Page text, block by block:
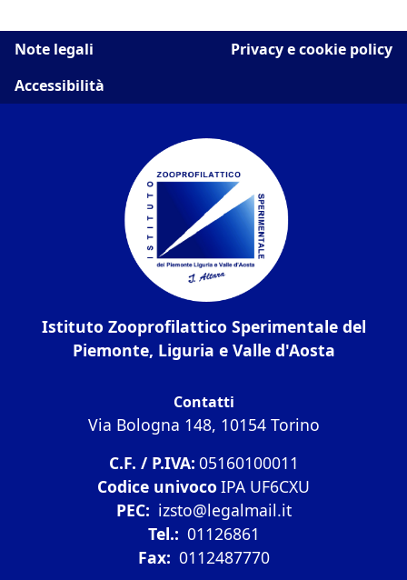
Note legali
Privacy e cookie policy
Accessibilità
Istituto Zooprofilattico Sperimentale del
Piemonte, Liguria e Valle d'Aosta
Contatti
Via Bologna 148, 10154 Torino
C.F. / P.IVA: 05160100011
Codice univoco IPA UF6CXU
PEC: izsto@legalmail.it
Tel.: 01126861
Fax: 0112487770